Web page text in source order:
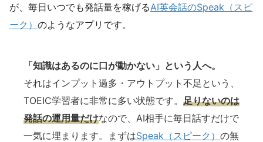
が、毎日いつでも発話量を稼げるAI英会話のSpeak（スピ
ーク） のようなアプリです。
「知識はあるのに口が動かない」という人へ。
それはインプット過多・アウトプット不足という、
TOEIC学習者に非常に多い状態です。 足りないのは
発話の運用量だけなので、AI相手に毎日話すだけで
一気に埋まります。まずはSpeak（スピーク） の無